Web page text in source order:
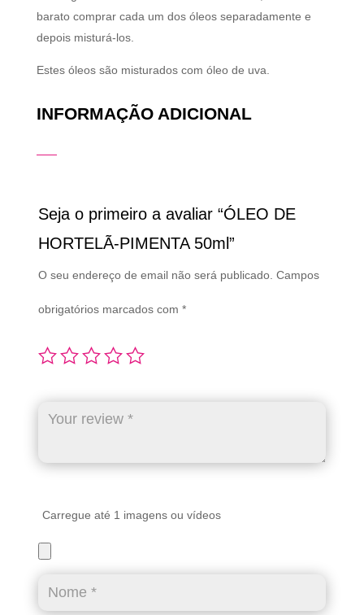
barato comprar cada um dos óleos separadamente e
depois misturá-los.
Estes óleos são misturados com óleo de uva.
INFORMAÇÃO ADICIONAL
Seja o primeiro a avaliar “ÓLEO DE
HORTELÃ-PIMENTA 50ml”
O seu endereço de email não será publicado. Campos
obrigatórios marcados com *
Carregue até 1 imagens ou vídeos